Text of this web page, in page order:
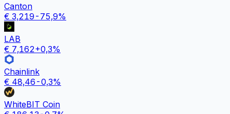
Canton
€ 3,219 -75,9%
LAB
€ 7,162+0,3%
Chainlink
€ 48,46 -0,3%
WhiteBIT Coin